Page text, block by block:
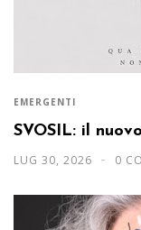
EMERGENTI
SVOSIL: il
LUG 30, 2026 0